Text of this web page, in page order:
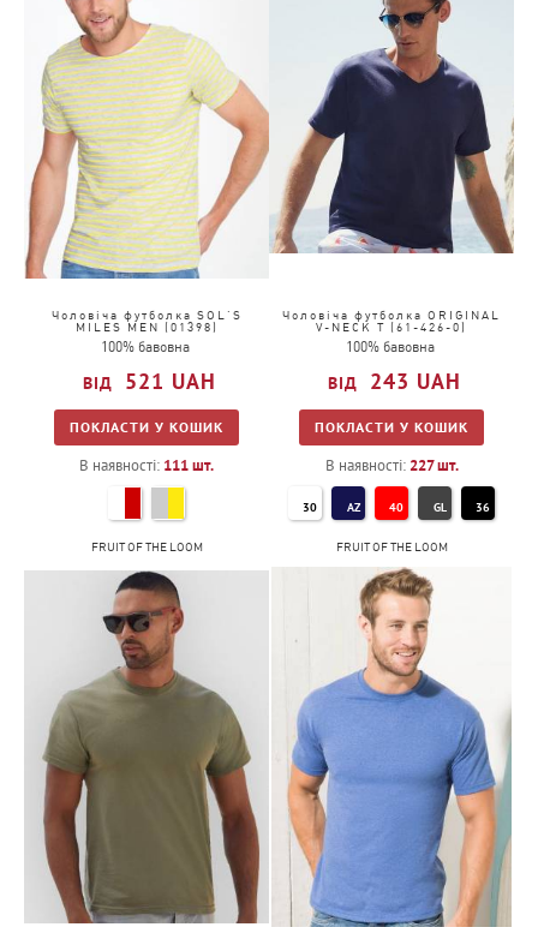
Чоловіча футболка SOL'S
MILES MEN (01398)
100% бавовна
521 UAH
ПОКЛАСТИ У КОШИК
В наявності: 111шт.
Чоловіча футболка ORIGINAL
V-NECK T (61-426-0)
100% бавовна
243 UAH
ПОКЛАСТИ У КОШИК
В наявності:227шт.
30 AZ 40 GL 36
FRUIT OF THE LOOM FRUIT OF THE LOOM